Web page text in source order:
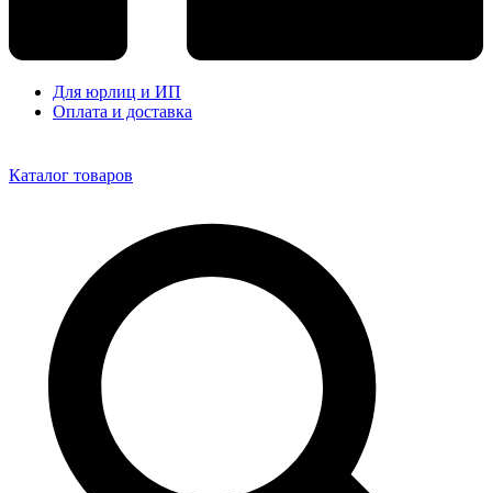
Для юрлиц и ИП
Оплата и доставка
Каталог товаров